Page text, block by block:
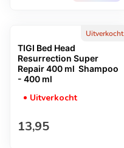
Uitverkocht
TIGI Bed Head
Resurrection Super
Repair 400 ml Shampoo
- 400 ml
Uitverkocht
Normale prijs
13,95